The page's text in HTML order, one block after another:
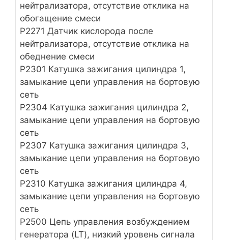
нейтрализатора, отсутствие отклика на
обогащение смеси
P2271 Датчик кислорода после
нейтрализатора, отсутствие отклика на
обеднение смеси
Р2301 Катушка зажигания цилиндра 1,
замыкание цепи управления на бортовую
сеть
Р2304 Катушка зажигания цилиндра 2,
замыкание цепи управления на бортовую
сеть
Р2307 Катушка зажигания цилиндра 3,
замыкание цепи управления на бортовую
сеть
Р2310 Катушка зажигания цилиндра 4,
замыкание цепи управления на бортовую
сеть
P2500 Цепь управления возбуждением
генератора (LT), низкий уровень сигнала